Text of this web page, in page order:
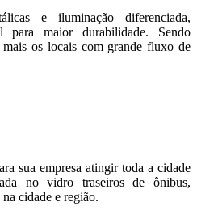
e iluminação diferenciada,
para maior durabilidade. Sendo
os locais com grande fluxo de
sua empresa atingir toda a cidade
no vidro traseiros de ônibus,
cidade e região.